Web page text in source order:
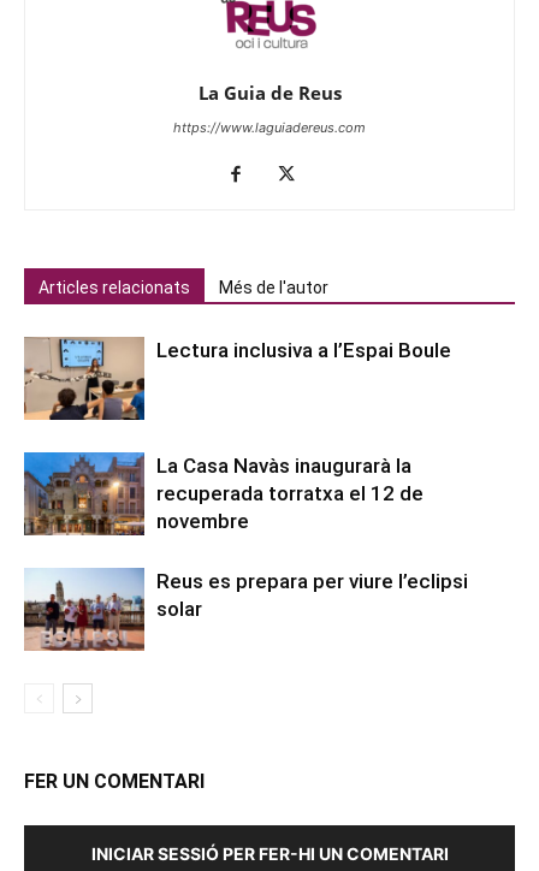
La Guia de Reus
https://www.laguiadereus.com
Articles relacionats Més de l'autor
Lectura inclusiva a l’Espai Boule
La Casa Navàs inaugurarà la
recuperada torratxa el 12 de
novembre
Reus es prepara per viure l’eclipsi
solar
FER UN COMENTARI
INICIAR SESSIÓ PER FER-HI UN COMENTARI